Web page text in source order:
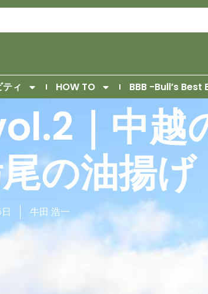
ィ HOW TO BBB -Bull’s Best
｜中越
の油揚げ
牛田 浩一